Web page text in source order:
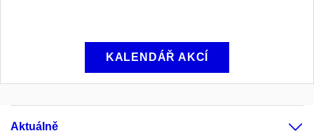
KALENDÁŘ AKCÍ
Aktuálně